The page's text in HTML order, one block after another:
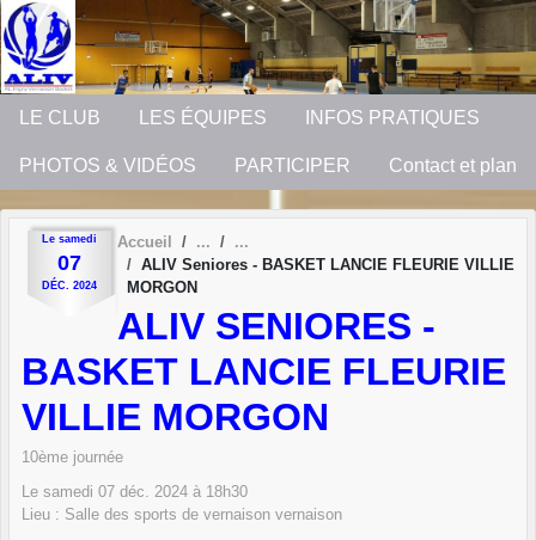
LE CLUB LES ÉQUIPES INFOS PRATIQUES
PHOTOS & VIDÉOS PARTICIPER Contact et plan
Le samedi
07
DÉC. 2024
Accueil
ALIV Seniores - BASKET LANCIE FLEURIE VILLIE
MORGON
ALIV SENIORES -
BASKET LANCIE FLEURIE
VILLIE MORGON
10ème journée
Le samedi 07 déc. 2024 à 18h30
Lieu : Salle des sports de vernaison vernaison
Panneau de gestion des cookies